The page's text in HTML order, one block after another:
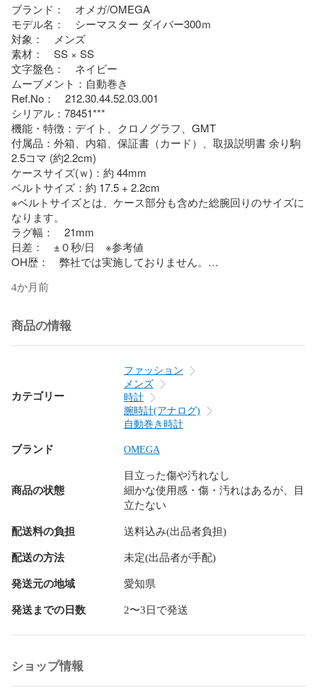
ブランド：　オメガ/OMEGA
モデル名：　シーマスター ダイバー300ｍ
対象：　メンズ
素材：　SS × SS
文字盤色：　ネイビー
ムーブメント：自動巻き
Ref.No：　212.30.44.52.03.001
シリアル：78451***
機能・特徴：デイト、クロノグラフ、GMT
付属品：外箱、内箱、保証書（カード）、取扱説明書 余り駒
2.5コマ (約2.2cm)
ケースサイズ(ｗ)：約 44mm
ベルトサイズ：約 17.5 + 2.2cm
※ベルトサイズとは、ケース部分も含めた総腕回りのサイズに
なります。
ラグ幅：　21mm
日差：　±０秒/日　※参考値
OH歴：　弊社では実施しておりません。
ガラス：僅かな擦り傷(コーティング)
ケース：僅かな擦り傷、小さい打痕
ベゼル：僅かな擦り傷、小さい打痕
ベルト/ブレスレット：少しの擦り傷(12時側)
針：僅かなシミ(夜光)
尾錠/バックル：　少しの擦り傷、小さい打痕
商品番号：896269   3FB  250729 AT
4か月前
商品の情報
カテゴリー
ファッション
メンズ
時計
腕時計(アナログ)
自動巻き時計
ブランド OMEGA
商品の状態
目立った傷や汚れなし
細かな使用感・傷・汚れはあるが、目
立たない
配送料の負担 送料込み(出品者負担)
配送の方法 未定(出品者が手配)
発送元の地域 愛知県
発送までの日数 2〜3日で発送
ショップ情報